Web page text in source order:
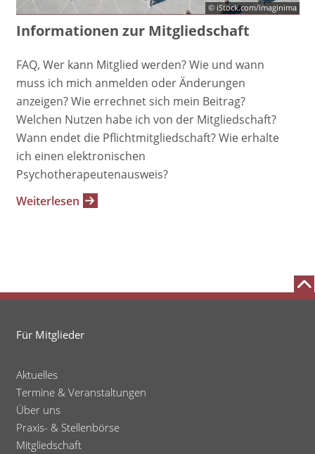
© iStock.com/imaginima
Informationen zur Mitgliedschaft
FAQ, Wer kann Mitglied werden? Wie und wann
muss ich mich anmelden oder Änderungen
anzeigen? Wie errechnet sich mein Beitrag?
Welchen Nutzen habe ich von der Mitgliedschaft?
Wann endet die Pflichtmitgliedschaft? Wie erhalte
ich einen elektronischen
Psychotherapeutenausweis?
Weiterlesen
Für Mitglieder
Aktuelles
Termine & Veranstaltungen
Über uns
Praxis- & Stellenbörse
Mitgliedschaft